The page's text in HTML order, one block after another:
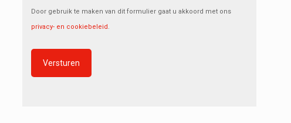
Door gebruik te maken van dit formulier gaat u akkoord met ons
privacy- en cookiebeleid